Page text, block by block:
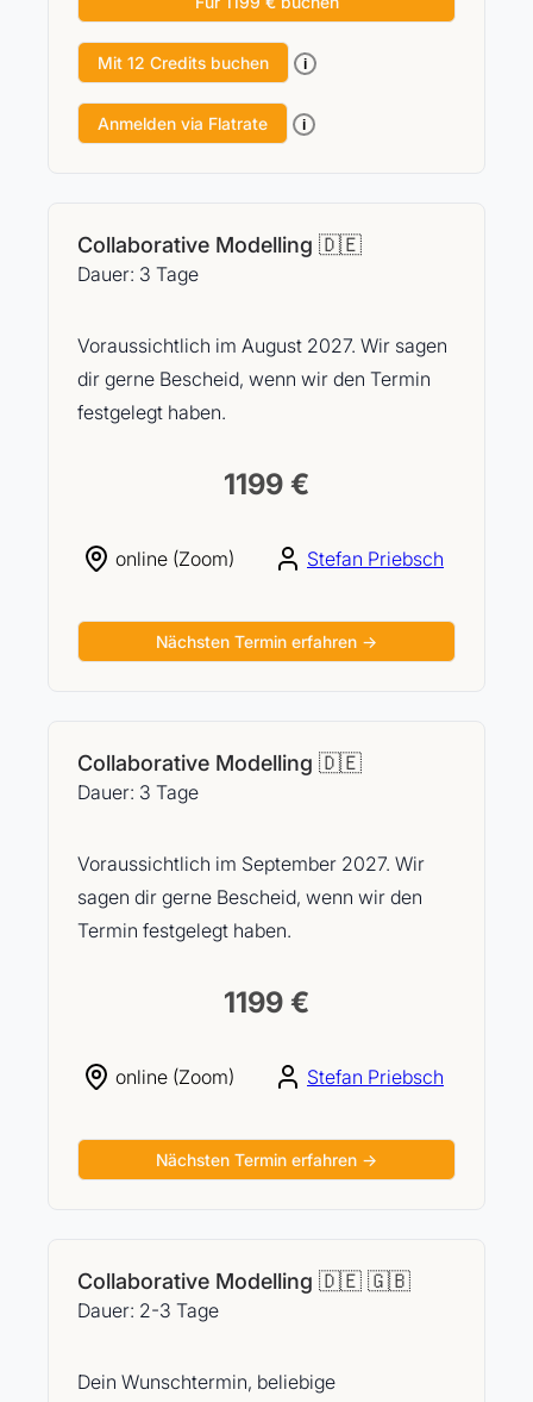
Mit 12 Credits buchen i
Anmelden via Flatrate i
Collaborative Modelling 🇩🇪
Dauer: 3 Tage
Voraussichtlich im August 2027. Wir sagen
dir gerne Bescheid, wenn wir den Termin
festgelegt haben.
1199 €
online (Zoom) Stefan Priebsch
Nächsten Termin erfahren →
Collaborative Modelling 🇩🇪
Dauer: 3 Tage
Voraussichtlich im September 2027. Wir
sagen dir gerne Bescheid, wenn wir den
Termin festgelegt haben.
1199 €
online (Zoom) Stefan Priebsch
Nächsten Termin erfahren →
Collaborative Modelling 🇩🇪 🇬🇧
Dauer: 2-3 Tage
Dein Wunschtermin, beliebige